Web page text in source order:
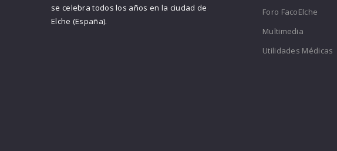
se celebra todos los años en la ciudad de
Elche (España).
Foro FacoElche
Multimedia
Utilidades Médicas